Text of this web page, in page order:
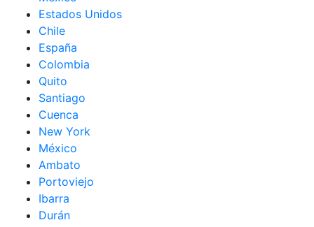
Estados Unidos
Chile
España
Colombia
Quito
Santiago
Cuenca
New York
México
Ambato
Portoviejo
Ibarra
Durán